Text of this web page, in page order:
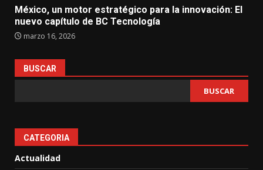
México, un motor estratégico para la innovación: El
nuevo capítulo de BC Tecnología
marzo 16, 2026
BUSCAR
BUSCAR
CATEGORIA
Actualidad